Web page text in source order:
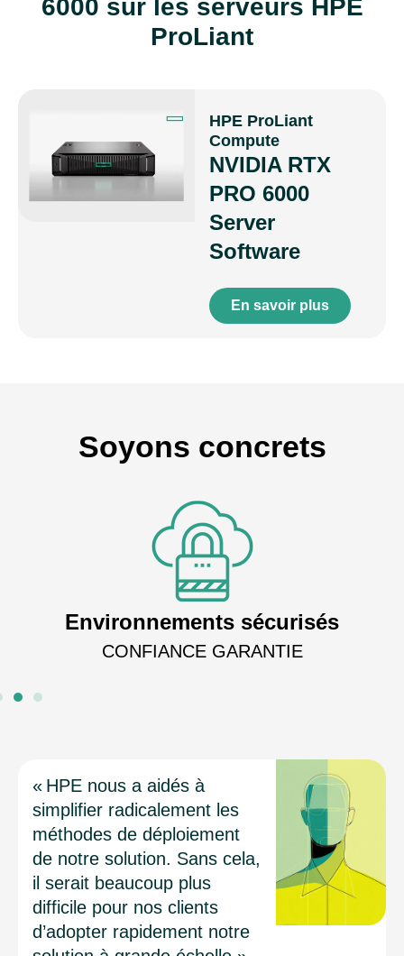
6000 sur les serveurs HPE
ProLiant
HPE ProLiant
Compute
NVIDIA RTX
PRO 6000
Server
Software
En savoir plus
Soyons concrets
Environnements sécurisés
CONFIANCE GARANTIE
« HPE nous a aidés à
simplifier radicalement les
méthodes de déploiement
de notre solution. Sans cela,
il serait beaucoup plus
difficile pour nos clients
d’adopter rapidement notre